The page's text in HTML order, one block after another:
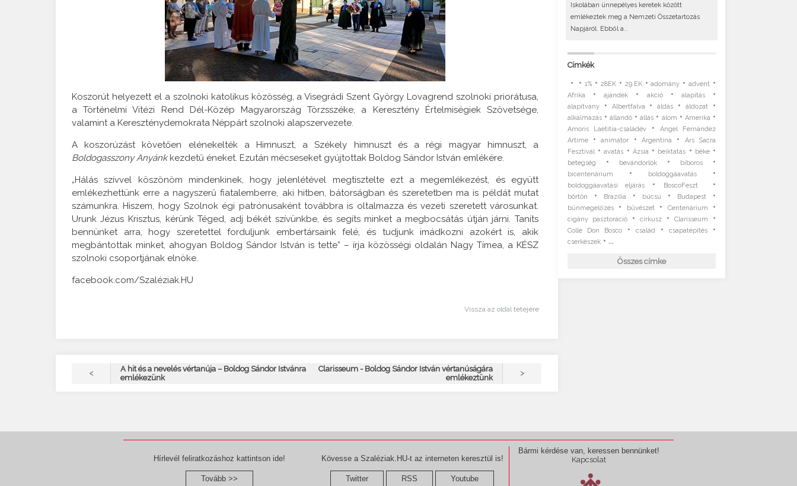
Koszorút helyezett el a szolnoki katolikus közösség, a Visegrádi Szent György Lovagrend szolnoki priorátusa,
a Történelmi Vitézi Rend Dél-Közép Magyarország Törzsszéke, a Keresztény Értelmiségiek Szövetsége,
valamint a Kereszténydemokrata Néppárt szolnoki alapszervezete.
A koszorúzást követően elénekelték a Himnuszt, a Székely himnuszt és a régi magyar himnuszt, a
Boldogasszony Anyánkkezdetű éneket. Ezután mécseseket gyújtottak Boldog Sándor István emlékére.
„Hálás szívvel köszönöm mindenkinek, hogy jelenlétével megtisztelte ezt a megemlékezést, és együtt
emlékezhettünk erre a nagyszerű fiatalemberre, aki hitben, bátorságban és szeretetben ma is példát mutat
számunkra. Hiszem, hogy Szolnok égi patrónusaként továbbra is oltalmazza és vezeti szeretett városunkat.
Urunk Jézus Krisztus, kérünk Téged, adj békét szívünkbe, és segíts minket a megbocsátás útján járni. Taníts
bennünket arra, hogy szeretettel forduljunk embertársaink felé, és tudjunk imádkozni azokért is, akik
megbántottak minket, ahogyan Boldog Sándor István is tette” – írja közösségi oldalán Nagy Tímea, a KÉSZ
szolnoki csoportjának elnöke.
facebook.com/Szaléziak.HU
Vissza az oldal tetejére
Iskolában ünnepélyes keretek között
emlékeztek meg a Nemzeti Összetartozás
Napjáról. Ebből a..
Címkék
• •1% • 28EK • 29.EK•adomány •advent •
Afrika •ajándék • akció• alapítás•
alapítvány• Albertfalva •áldás •áldozat •
alkalmazás•állandó •állás • álom • Amerika •
Amoris Laetitia-családév•
Ángel Fernández
Artime•animátor •Argentína •
Ars Sacra
Fesztivál•avatás • Ázsia • beiktatás • béke•
betegség • bevándorlók• bíboros •
bicentenárium • boldoggáavatás•
boldoggáavatási eljárás • BoscoFeszt •
börtön • Brazília • búcsú • Budapest •
bűnmegelőzés• bűvészet• Centenárium •
cigány pasztoráció• cirkusz•Clarisseum •
Colle Don Bosco• család •csapatépítés •
cserkészek• ...
Összes címke
<
A hit és a nevelés vértanúja – Boldog Sándor Istvánra
emlékezünk
Clarisseum - Boldog Sándor István vértanúságára
emlékeztünk
>
Hírlevél feliratkozáshoz kattintson ide!
Tovább >>
Kövesse a Szaléziak.HU-t az interneten keresztül is!
Twitter RSS Youtube
Bármi kérdése van, keressen bennünket!
Kapcsolat